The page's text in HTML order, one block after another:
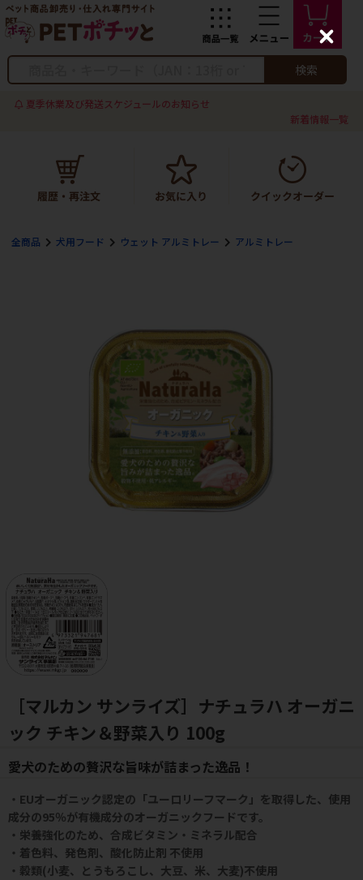
検索
夏季休業及び発送スケジュールのお知らせ
新着情報一覧
全商品 犬用フード ウェット アルミトレー アルミトレー
［マルカン サンライズ］ナチュラハ オーガニ
ック チキン＆野菜入り 100g
愛犬のための贅沢な旨味が詰まった逸品！
・EUオーガニック認定の「ユーロリーフマーク」を取得した、使用
成分の95％が有機成分のオーガニックフードです。
・栄養強化のため、合成ビタミン・ミネラル配合
・着色料、発色剤、酸化防止剤 不使用
・穀類(小麦、とうもろこし、大豆、米、大麦)不使用
C
l
s